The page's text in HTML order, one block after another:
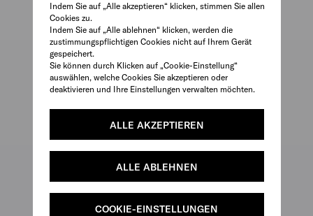
Indem Sie auf „Alle akzeptieren“ klicken, stimmen Sie allen
Cookies zu.
Indem Sie auf „Alle ablehnen“ klicken, werden die
zustimmungspflichtigen Cookies nicht auf Ihrem Gerät
gespeichert.
Sie können durch Klicken auf „Cookie-Einstellung“
auswählen, welche Cookies Sie akzeptieren oder
deaktivieren und Ihre Einstellungen verwalten möchten.
ALLE AKZEPTIEREN
ALLE ABLEHNEN
COOKIE-EINSTELLUNGEN